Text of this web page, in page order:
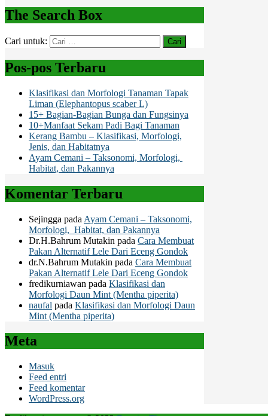
The Search Box
Cari untuk:
Pos-pos Terbaru
Klasifikasi dan Morfologi Tanaman Tapak
Liman (Elephantopus scaber L)
15+ Bagian-Bagian Bunga dan Fungsinya
10+Manfaat Sekam Padi Bagi Tanaman
Kerang Bambu – Klasifikasi, Morfologi,
Jenis, dan Habitatnya
Ayam Cemani – Taksonomi, Morfologi,
Habitat, dan Pakannya
Komentar Terbaru
Sejingga pada Ayam Cemani – Taksonomi,
Morfologi, Habitat, dan Pakannya
Dr.H.Bahrum Mutakin pada Cara Membuat
Pakan Alternatif Lele Dari Eceng Gondok
dr.N.Bahrum Mutakin pada Cara Membuat
Pakan Alternatif Lele Dari Eceng Gondok
fredikurniawan pada Klasifikasi dan
Morfologi Daun Mint (Mentha piperita)
naufal pada Klasifikasi dan Morfologi Daun
Mint (Mentha piperita)
Meta
Masuk
Feed entri
Feed komentar
WordPress.org